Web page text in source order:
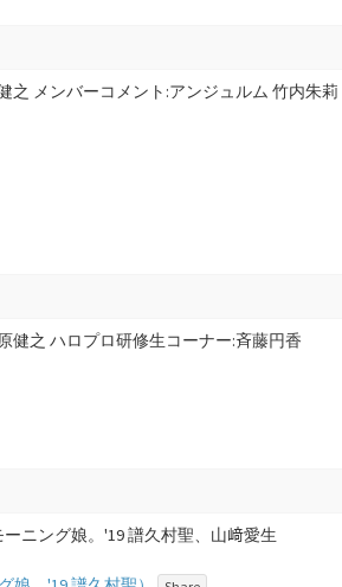
之 メンバーコメント:アンジュルム 竹内朱莉
健之 ハロプロ研修生コーナー:斉藤円香
ニング娘。'19 譜久村聖、山﨑愛生